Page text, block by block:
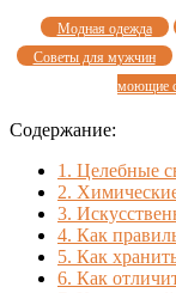
Модная одежда
Советы для мужчин
моющие
Содержание:
1. Целебные
2.
3.
4. Как
5. Как
6. Как